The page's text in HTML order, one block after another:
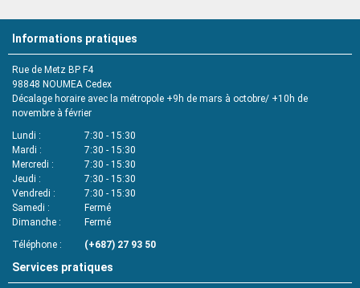
Informations pratiques
Rue de Metz BP F4
98848 NOUMEA Cedex
Décalage horaire avec la métropole +9h de mars à octobre/ +10h de
novembre à février
Lundi
7:30 - 15:30
Mardi
7:30 - 15:30
Mercredi
7:30 - 15:30
Jeudi
7:30 - 15:30
Vendredi
7:30 - 15:30
Samedi
Fermé
Dimanche
Fermé
Téléphone
(+687) 27 93 50
Services pratiques